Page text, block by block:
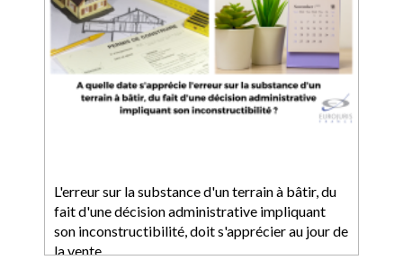
L'erreur sur la substance d'un terrain à bâtir, du
fait d'une décision administrative impliquant
son inconstructibilité, doit s'apprécier au jour de
la vente